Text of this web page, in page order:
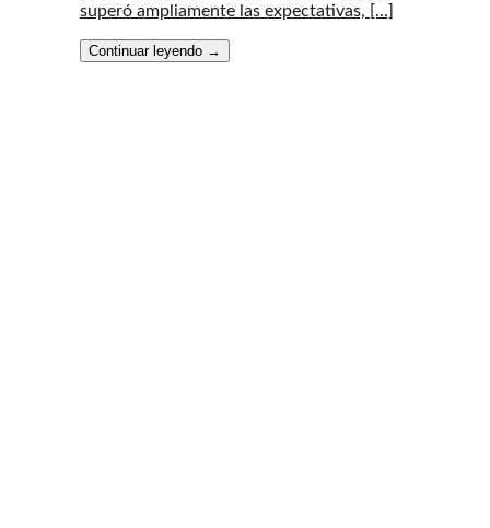
superó ampliamente las expectativas, [...]
Continuar leyendo →